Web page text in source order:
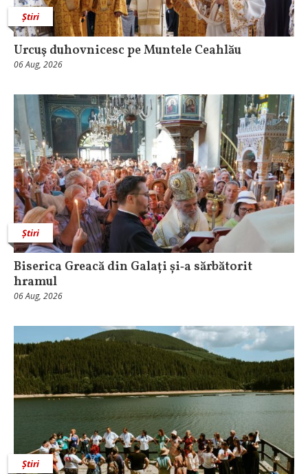
Știri
Urcuş duhovnicesc pe Muntele Ceahlău
06 Aug, 2026
Știri
Biserica Greacă din Galați și‑a sărbătorit
hramul
06 Aug, 2026
Știri